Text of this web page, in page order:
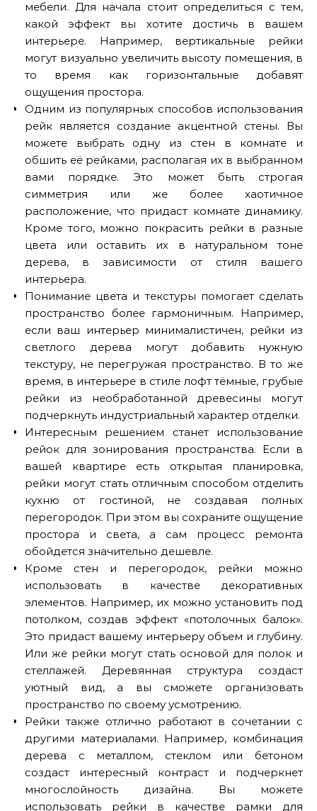
мебели. Для начала стоит определиться с тем,
какой эффект вы хотите достичь в вашем
интерьере. Например, вертикальные рейки
могут визуально увеличить высоту помещения, в
то время как горизонтальные добавят
ощущения простора.
Одним из популярных способов использования
рейк является создание акцентной стены. Вы
можете выбрать одну из стен в комнате и
обшить её рейками, располагая их в выбранном
вами порядке. Это может быть строгая
симметрия или же более хаотичное
расположение, что придаст комнате динамику.
Кроме того, можно покрасить рейки в разные
цвета или оставить их в натуральном тоне
дерева, в зависимости от стиля вашего
интерьера.
Понимание цвета и текстуры помогает сделать
пространство более гармоничным. Например,
если ваш интерьер минималистичен, рейки из
светлого дерева могут добавить нужную
текстуру, не перегружая пространство. В то же
время, в интерьере в стиле лофт тёмные, грубые
рейки из необработанной древесины могут
подчеркнуть индустриальный характер отделки.
Интересным решением станет использование
рейок для зонирования пространства. Если в
вашей квартире есть открытая планировка,
рейки могут стать отличным способом отделить
кухню от гостиной, не создавая полных
перегородок. При этом вы сохраните ощущение
простора и света, а сам процесс ремонта
обойдется значительно дешевле.
Кроме стен и перегородок, рейки можно
использовать в качестве декоративных
элементов. Например, их можно установить под
потолком, создав эффект «потолочных балок».
Это придаст вашему интерьеру объем и глубину.
Или же рейки могут стать основой для полок и
стеллажей. Деревянная структура создаст
уютный вид, а вы сможете организовать
пространство по своему усмотрению.
Рейки также отлично работают в сочетании с
другими материалами. Например, комбинация
дерева с металлом, стеклом или бетоном
создаст интересный контраст и подчеркнет
многослойность дизайна. Вы можете
использовать рейки в качестве рамки для